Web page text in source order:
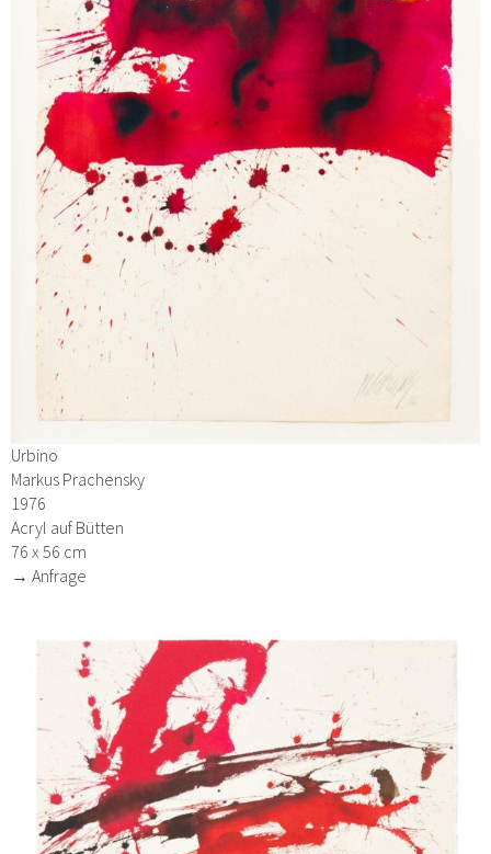
Urbino
Markus Prachensky
1976
Acryl auf Bütten
76 x 56 cm
→ Anfrage